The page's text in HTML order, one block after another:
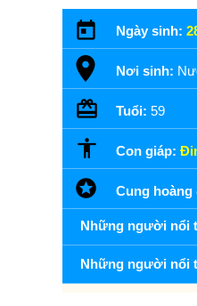
Ngày sinh:
Nơi sinh:
Tuổi: 59
Con giáp:
Cung hoàng
Những người nổi
Những người nổi